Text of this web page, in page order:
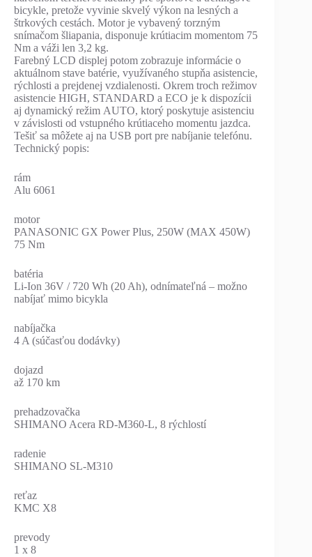
bicykle, pretože vyvinie skvelý výkon na lesných a
štrkových cestách. Motor je vybavený torzným
snímačom šliapania, disponuje krútiacim momentom 75
Nm a váži len 3,2 kg.
Farebný LCD displej potom zobrazuje informácie o
aktuálnom stave batérie, využívaného stupňa asistencie,
rýchlosti a prejdenej vzdialenosti. Okrem troch režimov
asistencie HIGH, STANDARD a ECO je k dispozícii
aj dynamický režim AUTO, ktorý poskytuje asistenciu
v závislosti od vstupného krútiaceho momentu jazdca.
Tešiť sa môžete aj na USB port pre nabíjanie telefónu.
Technický popis:
rám
Alu 6061
motor
PANASONIC GX Power Plus, 250W (MAX 450W)
75 Nm
batéria
Li-Ion 36V / 720 Wh (20 Ah), odnímateľná – možno
nabíjať mimo bicykla
nabíjačka
4 A (súčasťou dodávky)
dojazd
až 170 km
prehadzovačka
SHIMANO Acera RD-M360-L, 8 rýchlostí
radenie
SHIMANO SL-M310
reťaz
KMC X8
prevody
1 x 8